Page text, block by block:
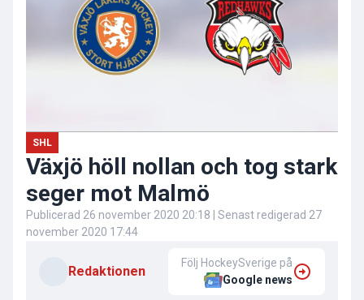
SHL
Växjö höll nollan och tog stark
seger mot Malmö
Publicerad 26 november 2020 20:18 | Senast redigerad 27
november 2020 17:44
Redaktionen
Följ HockeySverige på
Google news